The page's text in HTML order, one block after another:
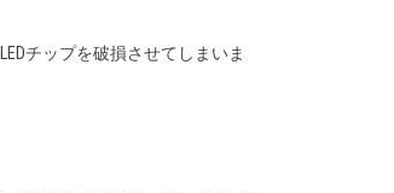
チップを破損させてしまいま